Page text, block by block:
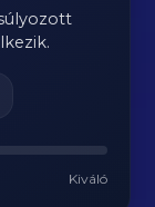
Kiváló